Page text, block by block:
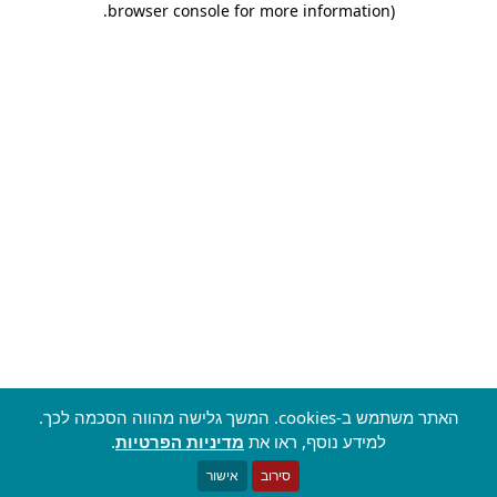
browser console for more information)
.
האתר משתמש ב-cookies. המשך גלישה מהווה הסכמה לכך.
למידע נוסף, ראו את מדיניות הפרטיות.
סירוב אישור